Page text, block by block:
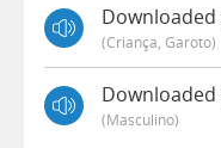
(criança, Garoto)
(masculino)